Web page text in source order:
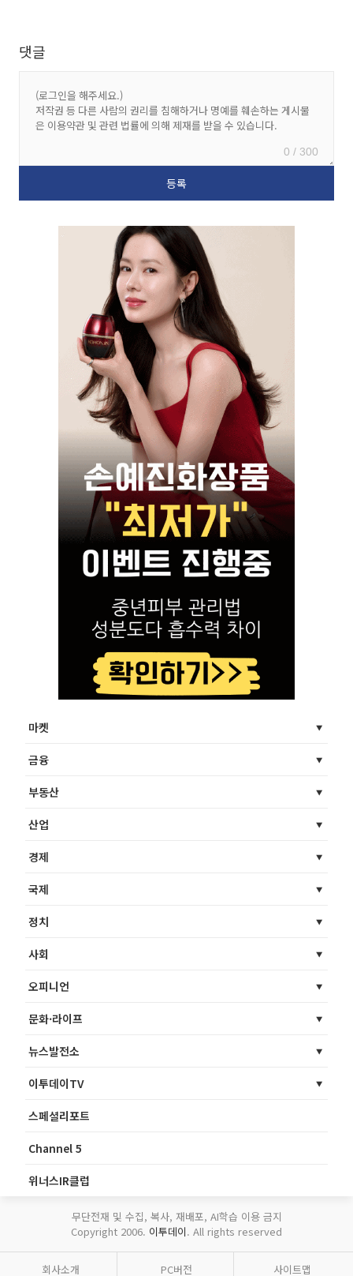
댓글
0 / 300
마켓
금융
부동산
산업
경제
국제
정치
사회
오피니언
문화·라이프
뉴스발전소
이투데이TV
스페셜리포트
Channel 5
위너스IR클럽
무단전재 및 수집, 복사, 재배포, AI학습 이용 금지
Copyright 2006. 이투데이. All rights reserved
회사소개 PC버전 사이트맵